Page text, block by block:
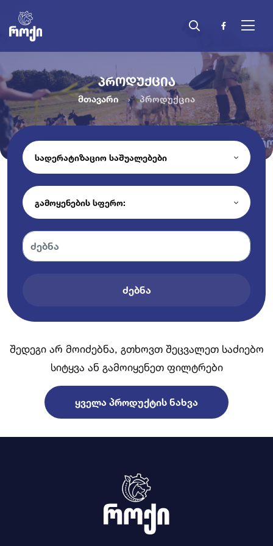
ᲞᲠᲝᲓᲣᲥᲪᲘᲐ
მთავარი პროდუქცია
ᲫᲔᲑᲜᲐ
შედეგი არ მოიძებნა, გთხოვთ შეცვალეთ საძიებო
სიტყვა ან გამოიყენეთ ფილტრები
ᲧᲕᲔᲚᲐ ᲞᲠᲝᲓᲣᲥᲢᲘᲡ ᲜᲐᲮᲕᲐ